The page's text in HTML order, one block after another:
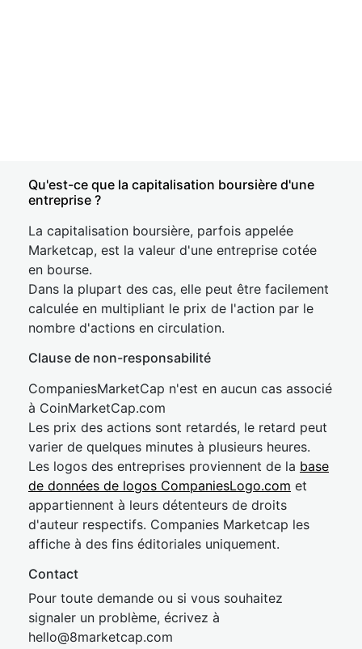
Qu'est-ce que la capitalisation boursière d'une
entreprise ?
La capitalisation boursière, parfois appelée
Marketcap, est la valeur d'une entreprise cotée
en bourse.
Dans la plupart des cas, elle peut être facilement
calculée en multipliant le prix de l'action par le
nombre d'actions en circulation.
Clause de non-responsabilité
CompaniesMarketCap n'est en aucun cas associé
à CoinMarketCap.com
Les prix des actions sont retardés, le retard peut
varier de quelques minutes à plusieurs heures.
Les logos des entreprises proviennent de la base
de données de logos CompaniesLogo.com et
appartiennent à leurs détenteurs de droits
d'auteur respectifs. Companies Marketcap les
affiche à des fins éditoriales uniquement.
Contact
Pour toute demande ou si vous souhaitez
signaler un problème, écrivez à
hello@8marketcap.com